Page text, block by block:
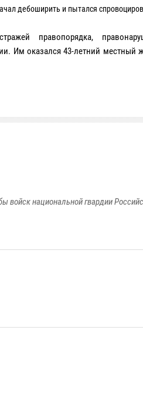
дебоширить и пытался
правопорядка,
Им оказался 43-летний местный
войск национальной гвардии